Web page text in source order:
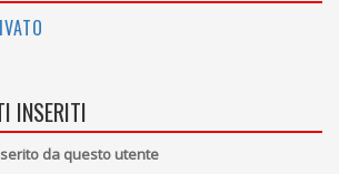
INSERITI
da questo utente